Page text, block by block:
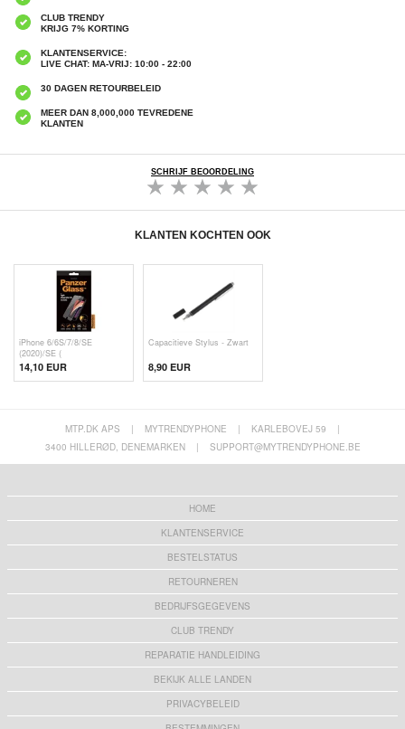
CLUB TRENDY
KRIJG 7% KORTING
KLANTENSERVICE:
LIVE CHAT: MA-VRIJ: 10:00 - 22:00
30 DAGEN RETOURBELEID
MEER DAN 8,000,000 TEVREDENE
KLANTEN
SCHRIJF BEOORDELING
KLANTEN KOCHTEN OOK
iPhone 6/6S/7/8/SE
(2020)/SE (
14,10 EUR
Capacitieve Stylus - Zwart
8,90 EUR
MTP.DK APS | MYTRENDYPHONE | KARLEBOVEJ 59
|
3400 HILLERØD, DENEMARKEN
| SUPPORT@MYTRENDYPHONE.BE
HOME
KLANTENSERVICE
BESTELSTATUS
RETOURNEREN
BEDRIJFSGEGEVENS
CLUB TRENDY
REPARATIE HANDLEIDING
BEKIJK ALLE LANDEN
PRIVACYBELEID